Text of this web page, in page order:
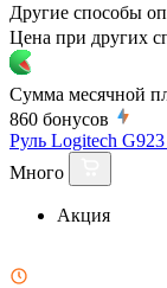
Другие способы
Цена при других
Сумма месячной
860 бонусов
Руль Logitech
Много
Акция